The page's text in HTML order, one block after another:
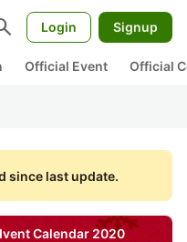
Login Signup
Official Event Official
since last update.
Calendar 2020